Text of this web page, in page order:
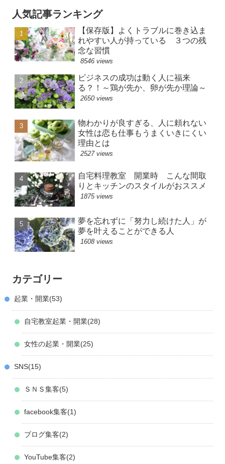
人気記事ランキング
【保存版】よくトラブルに巻き込ま
れやすい人が持っている ３つの残
念な習慣
8546 views
ビジネスの成功は動く人に福来
る？！～鶏が先か、卵が先か理論～
2650 views
物わかりが良すぎる、人に頼れない
女性は恋も仕事もうまくいきにくい
理由とは
2527 views
自宅料理教室 開業時 こんな間取
りとキッチンのスタイルがおススメ
1875 views
夢を忘れずに「努力し続けた人」が
夢を叶えることができる人
1608 views
カテゴリー
起業・開業 53
自宅教室起業・開業 28
女性の起業・開業 25
SNS 15
ＳＮＳ集客 5
facebook集客 1
ブログ集客 2
YouTube集客 2